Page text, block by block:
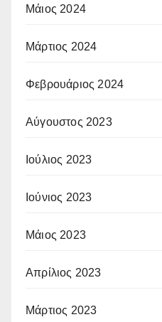
Μάιος 2024
Μάρτιος 2024
Φεβρουάριος 2024
Αύγουστος 2023
Ιούλιος 2023
Ιούνιος 2023
Μάιος 2023
Απρίλιος 2023
Μάρτιος 2023